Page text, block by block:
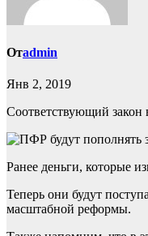
Отadmin
Янв 2, 2019
Соответствующий закон
Ранее деньги, которые
Теперь они будут
масштабной реформы.